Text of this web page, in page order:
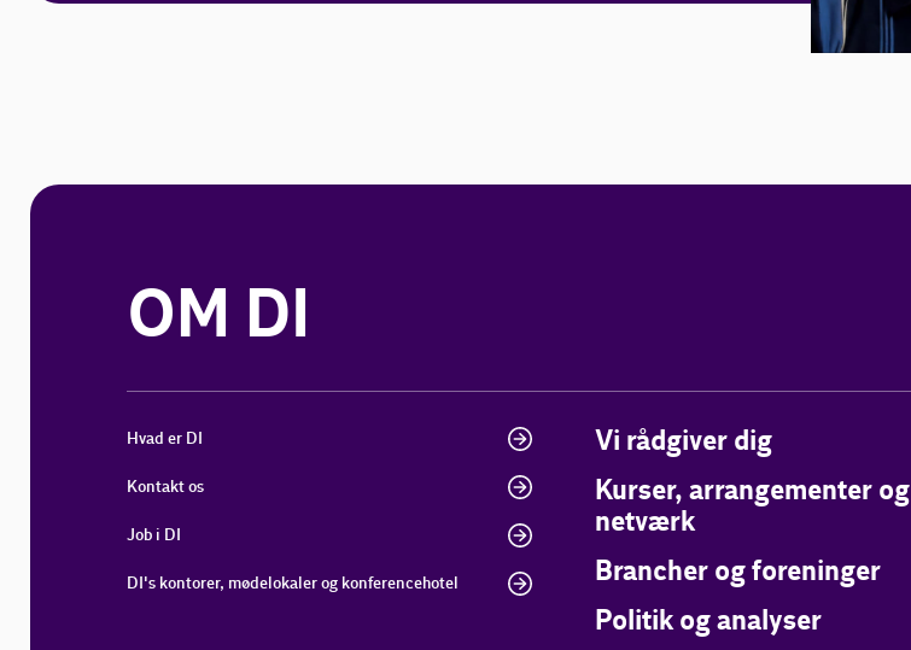
OM DI
Hvad er DI
Kontakt os
Job i DI
DI's kontorer, mødelokaler og konferencehotel
Vi rådgiver dig
Kurser, arrangementer og
netværk
Brancher og foreninger
Politik og analyser